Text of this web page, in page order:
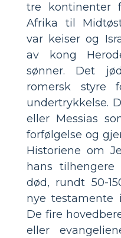
tre kontinenter
Afrika til
var keiser og
av kong
sønner. Det
romersk styre
undertrykkelse.
eller Messias
forfølgelse og
Historiene om
hans
død, rundt 50-
nye testamente
De fire
eller